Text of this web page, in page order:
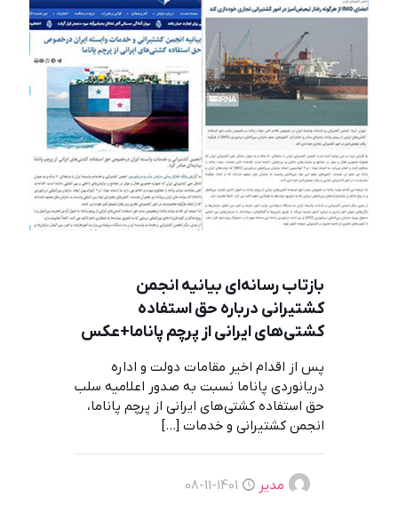
بازتاب رسانه‌ای بیانیه انجمن
کشتیرانی درباره حق استفاده
کشتی‌های ایرانی از پرچم پاناما+عکس
پس از اقدام اخیر مقامات دولت و اداره
دریانوردی پاناما نسبت به صدور اعلامیه سلب
حق استفاده کشتی‌های ایرانی از پرچم پاناما،
انجمن کشتیرانی و خدمات […]
مدیر 1401-11-08